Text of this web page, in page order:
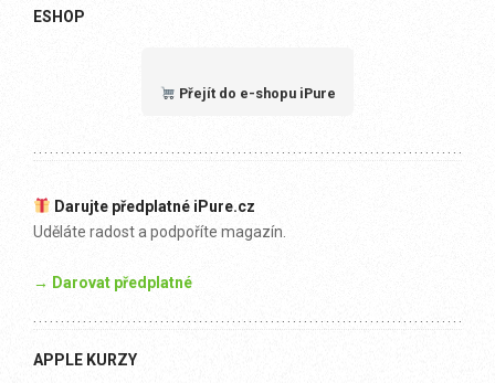
ESHOP
Přejít do e-shopu iPure
Darujte předplatné iPure.cz
Uděláte radost a podpoříte magazín.
→ Darovat předplatné
APPLE KURZY